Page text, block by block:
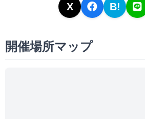
X B!
開催場所マップ